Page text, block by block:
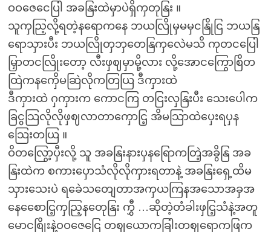
ဝဝဇေငေပြါ အခနြးထဲမှာပဲရှိကှတုနြး ။
သူကှညြ့လို့ရတဲ့နရောကနေ ဘယလြိုမှမမှငနြိုငြ ဘယနြ
ရောသှားပီး ဘယလြိုတှဘှတေနြကှလေဲမသိ ကုတငပြေါ
မြှာတငလြိုးတော့ လီးဖှဈမှာမို့လား လို့အောငကြွောစြိတ
ထြဲကနကှေိမဆြဲလိုကတြယြ ဒီကှားထဲ
ဒီကှားထဲ ဂှကှားက ကောငကြ တငြးလှနြးပီး သေးပေါက
ခြငွသြလိုလိုဖှဈလာတာကှောငြ့ အိမသြာထဲပှေးရပှန
သြေးတယြ ။
ဝိတလြွော့ပှီးလို့ သူ အခနြးနားပှနရြောကတြဲ့အခွိနြ အခ
နြးထဲက စကားပှောသံလိုလိုကှားရတာနဲ့ အခနြးရှေ့ထိမ
သှားသေးပဲ ရခေဲသတျေတာအကှယကြနအသောအခှအ
နေစေောငြ့ကှညြ့နတေုနြး ကွှီ …ဆိုတဲ့တံခါးဖှငြ့သံနဲ့အတူ
မောငစြိုးနဲ့ဝဝဇေငြေ တဈယောကခြါးတဈရောကဖြက